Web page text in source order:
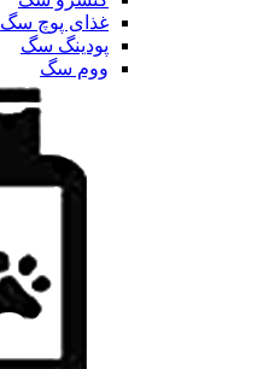
غذای پوچ سگ
پودینگ سگ
ووم سگ